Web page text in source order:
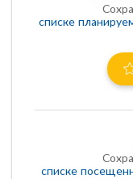
списке
списке